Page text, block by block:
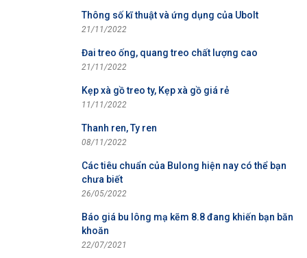
Thông số kĩ thuật và ứng dụng của Ubolt
21/11/2022
Đai treo ống, quang treo chất lượng cao
21/11/2022
Kẹp xà gồ treo ty, Kẹp xà gồ giá rẻ
11/11/2022
Thanh ren, Ty ren
08/11/2022
Các tiêu chuẩn của Bulong hiện nay có thể bạn
chưa biết
26/05/2022
Báo giá bu lông mạ kẽm 8.8 đang khiến bạn băn
khoăn
22/07/2021